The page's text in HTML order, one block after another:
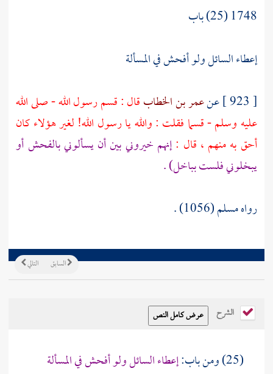
1748 (25) باب
إعطاء السائل ولو أفحش في المسألة
[ 923 ] عن
عمر بن الخطابقال : قسم رسول الله - صلى الله
عليه وسلم - قسما فقلت : والله يا رسول الله! لغير هؤلاء كان
أحق به منهم ، قال :إنهم خيروني بين أن يسألوني بالفحش أو
يبخلوني فلست بباخل) .
رواه مسلم (1056) .
التالي السابق
الشرح
(25) ومن باب:
إعطاء السائل ولو أفحش في المسألة